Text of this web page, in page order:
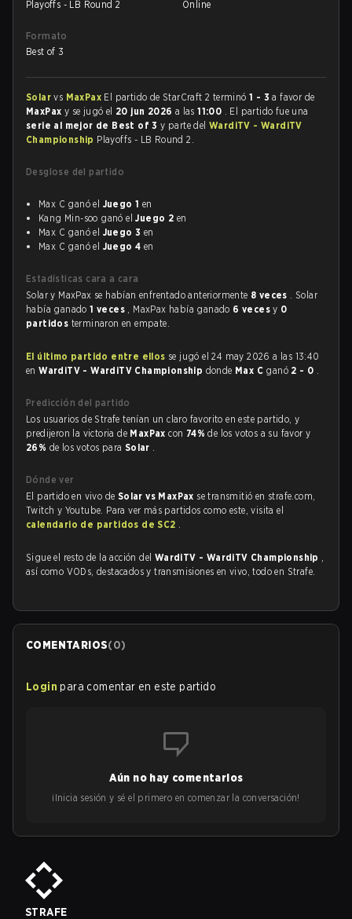
Playoffs - LB Round 2 Online
Formato
Best of 3
Solarvs MaxPax El partido de StarCraft 2 terminó1 - 3 a favor de
MaxPax y se jugó el 20 jun 2026 a las11:00 . El partido fue una
serie al mejor de Best of 3y parte delWardiTV - WardiTV
Championship Playoffs - LB Round 2.
Desglose del partido
Max C ganó el Juego 1 en
Kang Min-soo ganó elJuego 2 en
Max C ganó el Juego 3 en
Max C ganó el Juego 4 en
Estadísticas cara a cara
Solar y MaxPax se habían enfrentado anteriormente 8 veces . Solar
había ganado1 veces , MaxPax había ganado 6 vecesy 0
partidos terminaron en empate.
El último partido entre ellos se jugó el 24 may 2026 a las 13:40
enWardiTV - WardiTV Championship donde Max C ganó 2 - 0 .
Predicción del partido
Los usuarios de Strafe tenían un claro favorito en este partido, y
predijeron la victoria de MaxPaxcon 74%de los votos a su favor y
26% de los votos para Solar .
Dónde ver
El partido en vivo de Solar vs MaxPax se transmitió en strafe.com,
Twitch y Youtube. Para ver más partidos como este, visita el
calendario de partidos de SC2 .
Sigue el resto de la acción del WardiTV - WardiTV Championship ,
así como VODs, destacados y transmisiones en vivo, todo en Strafe.
COMENTARIOS(0)
Login para comentar en este partido
Aún no hay comentarios
¡Inicia sesión y sé el primero en comenzar la conversación!
STRAFE